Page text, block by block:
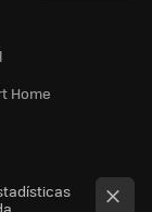
Home